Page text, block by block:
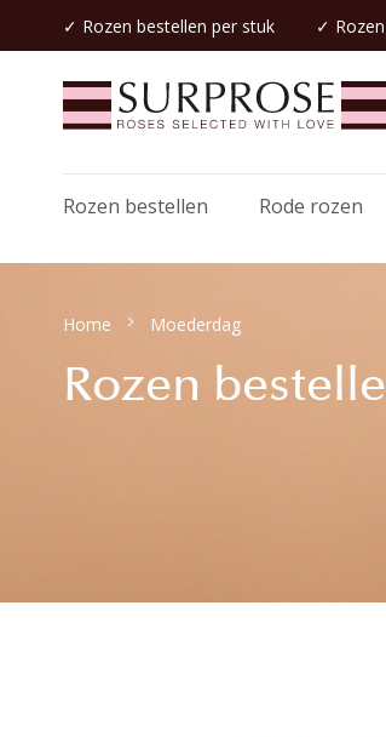
✓ Rozen bestellen per stuk ✓
Rozen bestellen Rode rozen
Rozen
Home Moederdag